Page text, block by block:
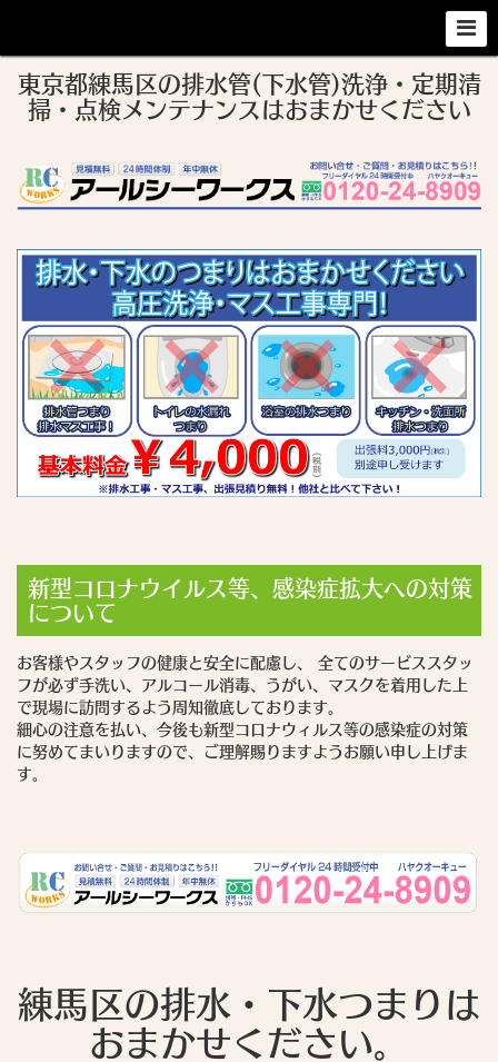
東京都練馬区の排水管(下水管)洗浄・定期清
掃・点検メンテナンスはおまかせください
新型コロナウイルス等、感染症拡大への対策
について
お客様やスタッフの健康と安全に配慮し、 全てのサービススタッ
フが必ず手洗い、アルコール消毒、うがい、マスクを着用した上
で現場に訪問するよう周知徹底しております。
細心の注意を払い、今後も新型コロナウィルス等の感染症の対策
に努めてまいりますので、ご理解賜りますようお願い申し上げま
す。
練馬区の排水・下水つまりは
おまかせください。